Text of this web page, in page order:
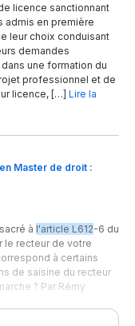
licence sanctionnant
admis en première
leur choix conduisant
demandes
une formation du
professionnel et de
licence, […] Lire la
Master de droit :
à l'article L612-6 du
le recteur de votre
à certains
de saisine du recteur
? Par Rémy